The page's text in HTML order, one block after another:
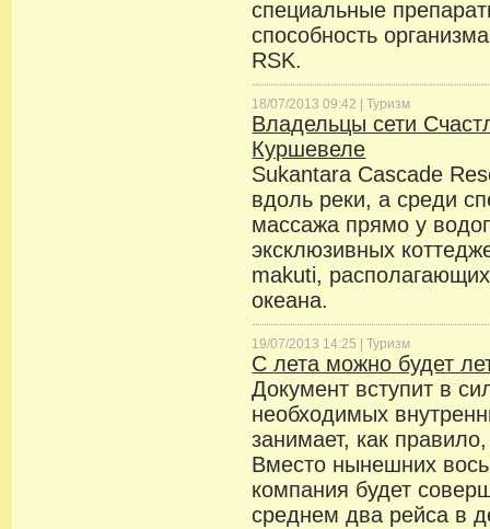
специальные
способность
RSK.
18/07/2013 09:42 |Туризм
Владельцы сети
Куршевеле
Sukantara Cascade
вдоль реки, а среди
массажа прямо у
эксклюзивных
makuti,
океана.
19/07/2013 14:25 |Туризм
С лета можно будет
Документ вступит в
необходимых
занимает, как
Вместо нынешних
компания будет
среднем два рейса в